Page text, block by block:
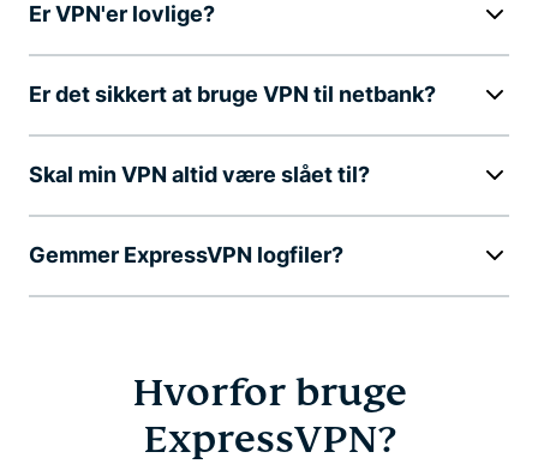
Er VPN'er lovlige?
Er det sikkert at bruge VPN til netbank?
Skal min VPN altid være slået til?
Gemmer ExpressVPN logfiler?
Hvorfor bruge
ExpressVPN?